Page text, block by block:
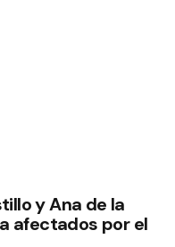
y Ana de la
afectados por el